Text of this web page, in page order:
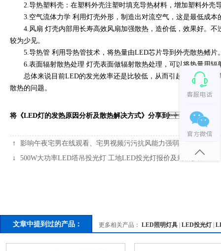
2.导热塑料壳：在塑料外壳注塑时填充导热材料，增加塑料外壳导热
3.空气流体力学 利用灯壳外形，制造出对流空气，这是最低成本的
4.风扇 灯壳内部用长寿高效风扇加强散热，造价低，效果好。
较为少见。
5.导热管 利用导热管技术，将热量由LED芯片导到外壳散热鳍片。
6.表面辐射散热处理 灯壳表面做辐射散热处理，可以将热量用辐射
总体来说目前LED的发光效率还是比较低，从而引起结温升高，
散热的问题。
将《LED灯的发热原因分析及散热解决方式》分享到 ：
↑
影响午夜宅男在线观看、宅男视频污污抗风能力强弱的主要因素
↓
500W大功率LED塔吊投光灯 工地LED投光灯报价及规格参数
文章中提到过的产品： 更多相关产品： LED照明灯具 LED投光灯|